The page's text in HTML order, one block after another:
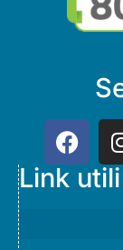
Link utili